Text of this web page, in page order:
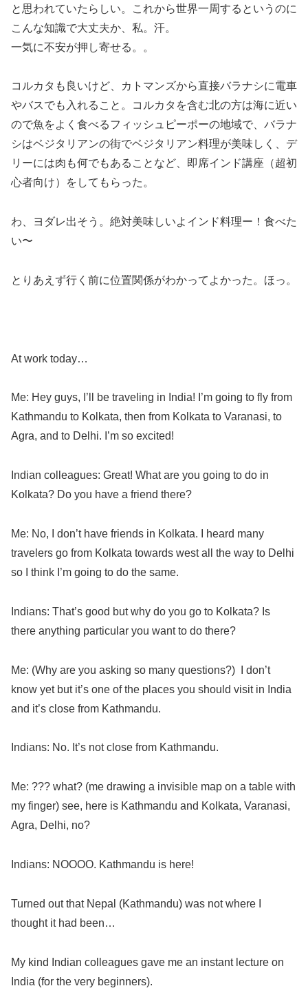
と思われていたらしい。これから世界一周するというのに
こんな知識で大丈夫か、私。汗。
一気に不安が押し寄せる。。
コルカタも良いけど、カトマンズから直接バラナシに電車
やバスでも入れること。コルカタを含む北の方は海に近い
ので魚をよく食べるフィッシュピーポーの地域で、バラナ
シはベジタリアンの街でベジタリアン料理が美味しく、デ
リーには肉も何でもあることなど、即席インド講座（超初
心者向け）をしてもらった。
わ、ヨダレ出そう。絶対美味しいよインド料理ー！食べた
い〜
とりあえず行く前に位置関係がわかってよかった。ほっ。
At work today…
Me: Hey guys, I’ll be traveling in India! I’m going to fly from
Kathmandu to Kolkata, then from Kolkata to Varanasi, to
Agra, and to Delhi. I’m so excited!
Indian colleagues: Great! What are you going to do in
Kolkata? Do you have a friend there?
Me: No, I don’t have friends in Kolkata. I heard many
travelers go from Kolkata towards west all the way to Delhi
so I think I’m going to do the same.
Indians: That’s good but why do you go to Kolkata? Is
there anything particular you want to do there?
Me: (Why are you asking so many questions?) I don’t
know yet but it’s one of the places you should visit in India
and it’s close from Kathmandu.
Indians: No. It’s not close from Kathmandu.
Me: ??? what? (me drawing a invisible map on a table with
my finger) see, here is Kathmandu and Kolkata, Varanasi,
Agra, Delhi, no?
Indians: NOOOO. Kathmandu is here!
Turned out that Nepal (Kathmandu) was not where I
thought it had been…
My kind Indian colleagues gave me an instant lecture on
India (for the very beginners).